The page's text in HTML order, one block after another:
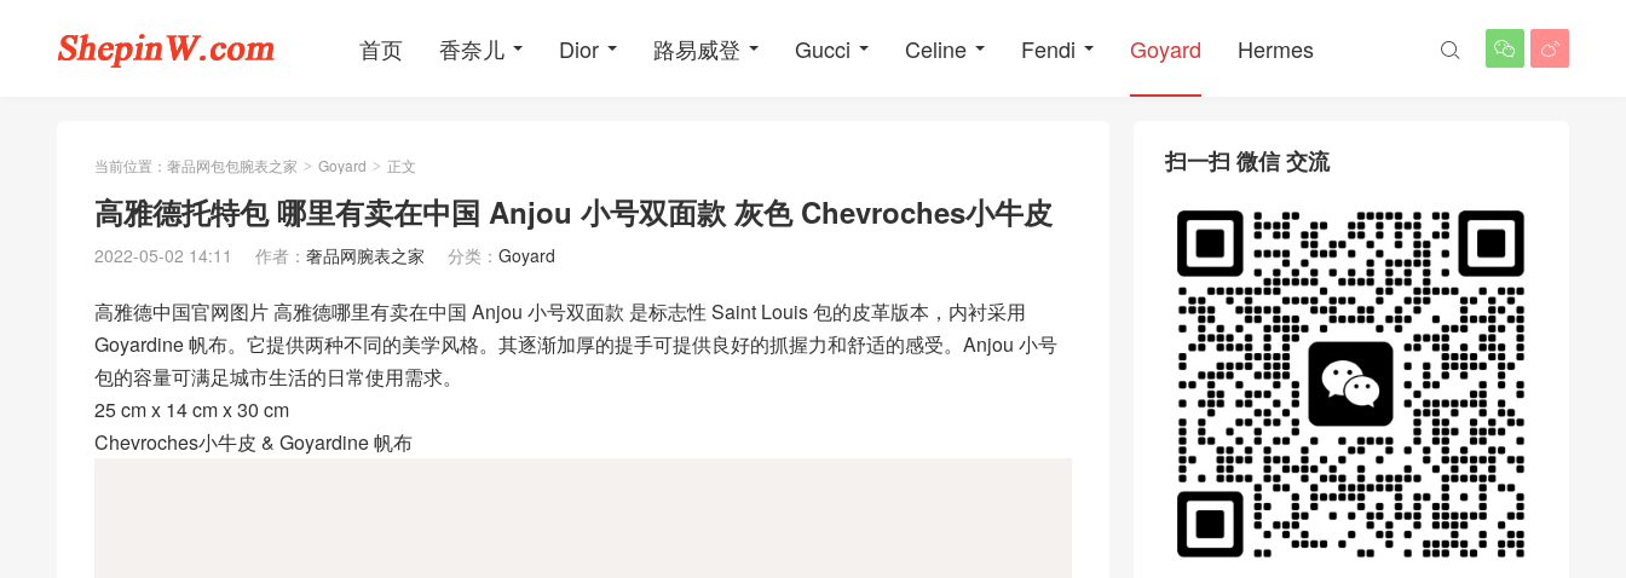
首页 香奈儿 Dior 路易威登 Gucci Celine Fendi Goyard Hermes  

当前位置： 奢品网包包腕表之家 > Goyard > 正文
高雅德托特包 哪里有卖在中国 Anjou 小号双面款 灰色 Chevroches小牛皮
2022-05-02 14:11 作者： 奢品网腕表之家 分类： Goyard
高雅德中国官网图片 高雅德哪里有卖在中国 Anjou 小号双面款 是标志性 Saint Louis 包的皮革版本，内衬采用
Goyardine 帆布。它提供两种不同的美学风格。其逐渐加厚的提手可提供良好的抓握力和舒适的感受。Anjou 小号
包的容量可满足城市生活的日常使用需求。
25 cm x 14 cm x 30 cm
Chevroches小牛皮 & Goyardine 帆布
扫一扫 微信 交流